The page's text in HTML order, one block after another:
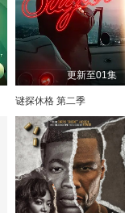
更新至01集
谜探休格 第二季